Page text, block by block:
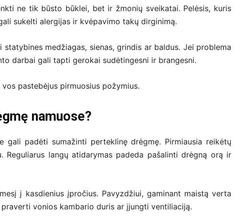
ne tik būsto būklei, bet ir žmonių sveikatai. Pelėsis, kuris
sukelti alergijas ir kvėpavimo takų dirginimą.
medžiagas, sienas, grindis ar baldus. Jei problema
darbai gali tapti gerokai sudėtingesni ir brangesni.
pastebėjus pirmuosius požymius.
namuose?
gali padėti sumažinti perteklinę drėgmę. Pirmiausia reikėtų
Reguliarus langų atidarymas padeda pašalinti drėgną orą ir
į kasdienius įpročius. Pavyzdžiui, gaminant maistą verta
vonios kambario duris ar įjungti ventiliaciją.